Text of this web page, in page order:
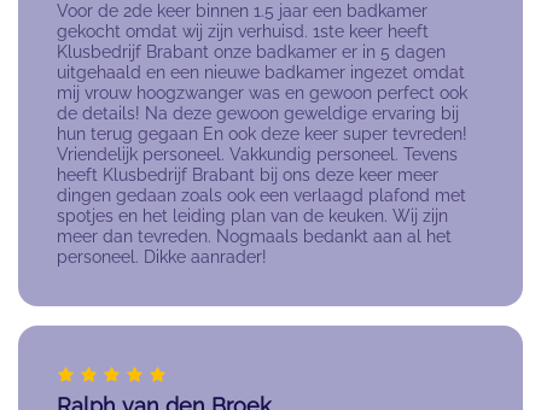
Voor de 2de keer binnen 1.5 jaar een badkamer
gekocht omdat wij zijn verhuisd. 1ste keer heeft
Klusbedrijf Brabant onze badkamer er in 5 dagen
uitgehaald en een nieuwe badkamer ingezet omdat
mij vrouw hoogzwanger was en gewoon perfect ook
de details! Na deze gewoon geweldige ervaring bij
hun terug gegaan En ook deze keer super tevreden!
Vriendelijk personeel. Vakkundig personeel. Tevens
heeft Klusbedrijf Brabant bij ons deze keer meer
dingen gedaan zoals ook een verlaagd plafond met
spotjes en het leiding plan van de keuken. Wij zijn
meer dan tevreden. Nogmaals bedankt aan al het
personeel. Dikke aanrader!